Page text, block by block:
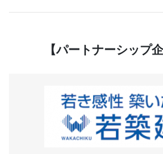
【パートナーシップ